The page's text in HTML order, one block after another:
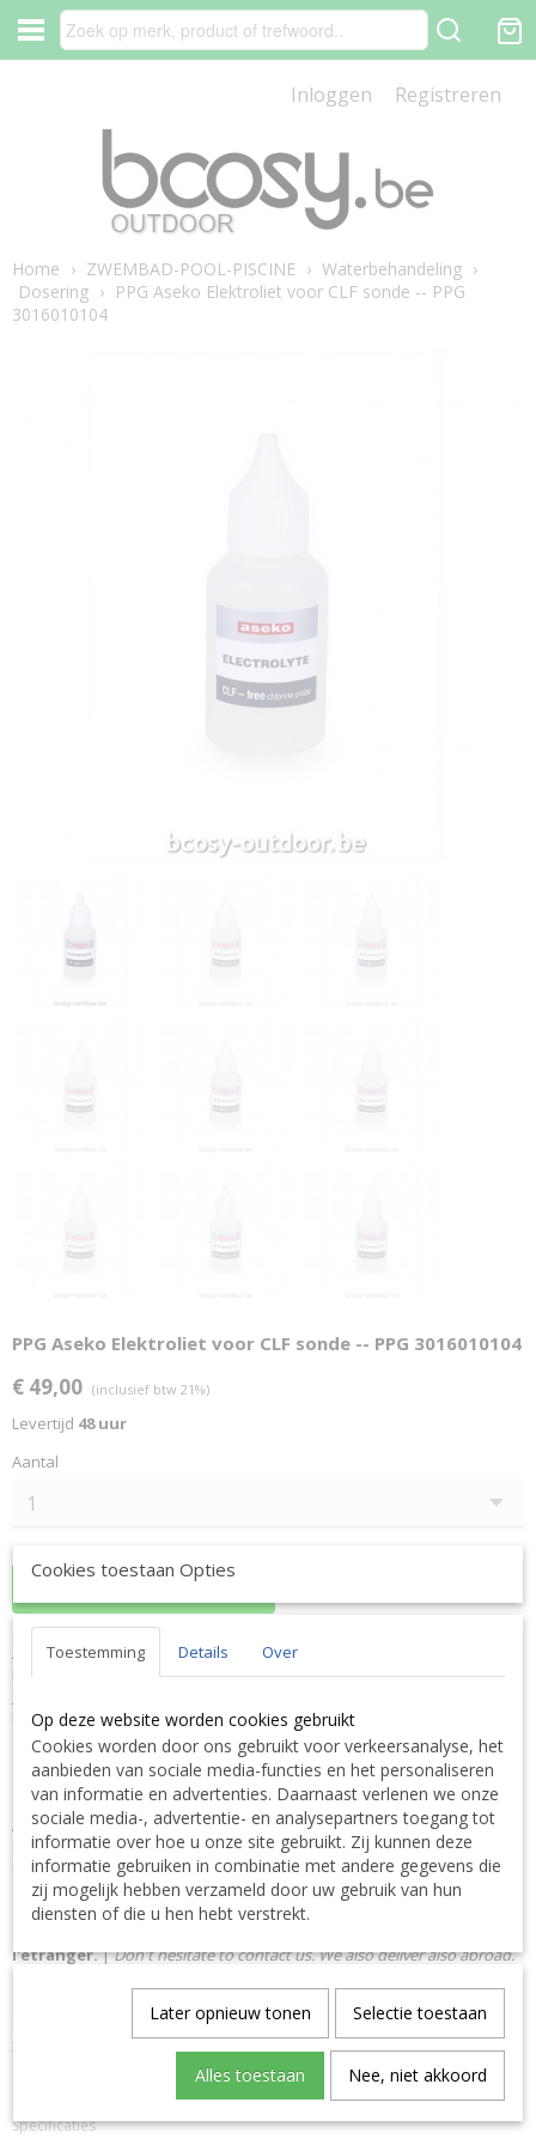
Inloggen Registreren
Home › ZWEMBAD-POOL-PISCINE › Waterbehandeling ›
Dosering › PPG Aseko Elektroliet voor CLF sonde -- PPG
3016010104
PPG Aseko Elektroliet voor CLF sonde -- PPG 3016010104
€ 49,00 (inclusief btw 21%)
Levertijd 48 uur
Aantal
In winkelwagen
Aseko Elektroliet voor CLF sonde
PPG 3016010104
Electrolyte for the CLF probe
Link naar de website van de fabrikant:
https://www.aseko.com/en/home/
Alle informatie vindt u in de complete PPG Pollet Pool Group
Catalogus met basisprijzen exclusief BTW via volgende link
DOWNLOAD LINK :PPG Pollet Pool Group Catalogus met
basisprijzen exclusief BTW
l'étranger.|Don't hesitate to contact us. We also deliver also abroad.
CONTACT BcosyCLICK-CLIQUEZ ICI !
34/22/35
Specificaties
Cookies toestaan Opties
Toestemming Details Over
Op deze website worden cookies gebruikt
Cookies worden door ons gebruikt voor verkeersanalyse, het
aanbieden van sociale media-functies en het personaliseren
van informatie en advertenties. Daarnaast verlenen we onze
sociale media-, advertentie- en analysepartners toegang tot
informatie over hoe u onze site gebruikt. Zij kunnen deze
informatie gebruiken in combinatie met andere gegevens die
zij mogelijk hebben verzameld door uw gebruik van hun
diensten of die u hen hebt verstrekt.
Later opnieuw tonen Selectie toestaan
Alles toestaan Nee, niet akkoord